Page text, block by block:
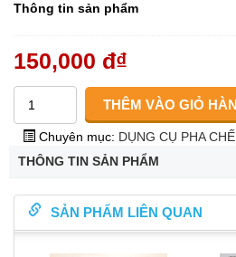
Thông tin sản phẩm
150,000 đ₫
Chuyên mục: DỤNG CỤ PHA CHẾ
THÔNG TIN SẢN PHẨM
SẢN PHẨM LIÊN QUAN